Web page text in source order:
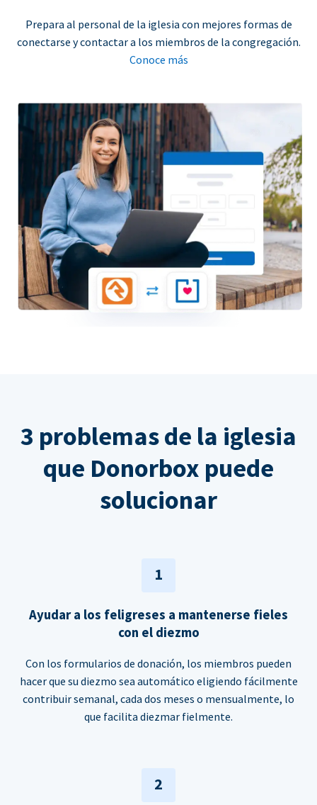
Prepara al personal de la iglesia con mejores formas de
conectarse y contactar a los miembros de la congregación.
Conoce más
3 problemas de la iglesia
que Donorbox puede
solucionar
1
Ayudar a los feligreses a mantenerse fieles
con el diezmo
Con los formularios de donación, los miembros pueden
hacer que su diezmo sea automático eligiendo fácilmente
contribuir semanal, cada dos meses o mensualmente, lo
que facilita diezmar fielmente.
2